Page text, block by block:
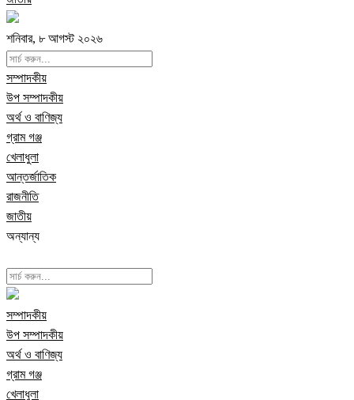
শনিবার, ৮ আগস্ট ২০২৬
সম্পাদকীয়
উপ সম্পাদকীয়
অর্থ ও বাণিজ্য
গ্রাম গঞ্জ
খেলাধুলা
আন্তর্জাতিক
রাজনীতি
জাতীয়
অন্যান্য
সম্পাদকীয়
উপ সম্পাদকীয়
অর্থ ও বাণিজ্য
গ্রাম গঞ্জ
খেলাধুলা